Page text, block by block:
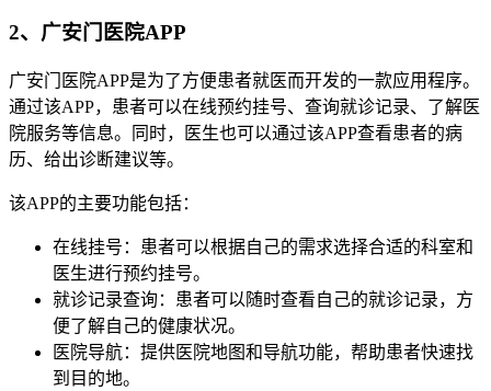
2、广安门医院APP
广安门医院APP是为了方便患者就医而开发的一款应用程序。
通过该APP，患者可以在线预约挂号、查询就诊记录、了解医
院服务等信息。同时，医生也可以通过该APP查看患者的病
历、给出诊断建议等。
该APP的主要功能包括：
在线挂号：患者可以根据自己的需求选择合适的科室和
医生进行预约挂号。
就诊记录查询：患者可以随时查看自己的就诊记录，方
便了解自己的健康状况。
医院导航：提供医院地图和导航功能，帮助患者快速找
到目的地。